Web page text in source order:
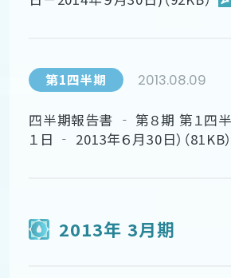
第1四半期 2013.08.09
四半期報告書 ‐ 第８期 第１四半
１日 ‐ 2013年６月30日）（81KB）
2013年 3月期